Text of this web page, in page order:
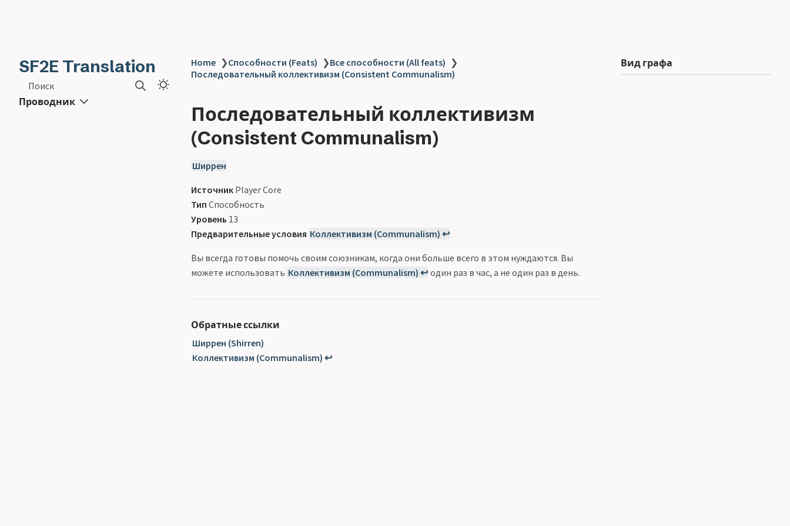
SF2E Translation
Поиск
Проводник
Home ❯Способности (Feats) ❯Все способности (All feats) ❯
Последовательный коллективизм (Consistent Communalism)
Последовательный коллективизм
(Consistent Communalism)
Ширрен
Источник Player Core
Тип Способность
Уровень 13
Предварительные условия Коллективизм (Communalism) ↩
Вы всегда готовы помочь своим союзникам, когда они больше всего в этом нуждаются. Вы
можете использовать Коллективизм (Communalism) ↩ один раз в час, а не один раз в день.
Обратные ссылки
Ширрен (Shirren)
Коллективизм (Communalism) ↩
Вид графа